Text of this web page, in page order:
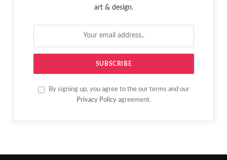
art & design.
By signing up, you agree to the our terms and our
Privacy Policy agreement.